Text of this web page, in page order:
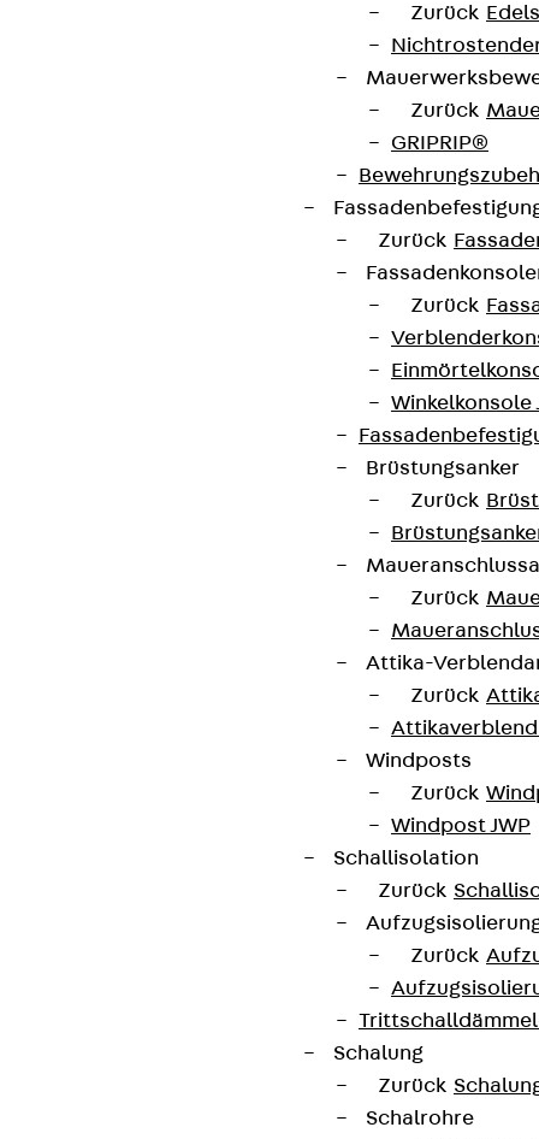
Zurück
Zurück
GRIPRIP®
Zurück
Zurück
Winkelkonsole
Brüstungsanker
Zurück
Zurück
Attika-
Zurück
Windposts
Zurück
Windpost JWP
Schallisolation
Zurück
Zurück
Schalung
Zurück
Schalrohre